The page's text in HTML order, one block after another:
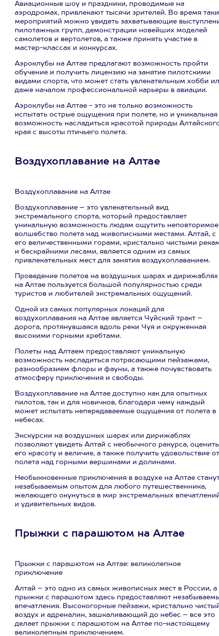
Авиационные шоу и праздники, проводимые на
аэродромах, привлекают тысячи зрителей. Во время
мероприятий можно увидеть захватывающие
пилотажных групп, демонстрации новейших моделей
самолетов и вертолетов, а также принять участие в
мастер-классах и конкурсах.
Аэроклубы на Алтае предлагают возможность пройти
обучение и получить лицензию на занятие пилотскими
видами спорта, что может стать увлекательным хобби
даже началом профессиональной карьеры в авиации.
Аэроклубы на Алтае - это не только возможность
испытать острые ощущения при полете, но и уникальная
возможность насладиться красотой природы
края с высоты птичьего полета.
Воздухоплавание на Алтае
Воздухоплавание на Алтае
Воздухоплавание – это увлекательный вид
экстремального спорта, который предоставляет
уникальную возможность людям ощутить неповторимое
волшебство полета над живописными местами. Алтай, с
его величественными горами, кристально чистыми
и бескрайними лесами, является одним из самых
привлекательных мест для занятия воздухоплаванием.
Проведение полетов на воздушных шарах и дирижаблях
на Алтае пользуется большой популярностью среди
туристов и любителей экстремальных ощущений.
Одной из самых популярных локаций для
воздухоплавания на Алтае является Чуйский тракт –
дорога, протянувшаяся вдоль реки Чуя и окруженная
высокими горными хребтами.
Полеты над Алтаем предоставляют уникальную
возможность насладиться потрясающими пейзажами,
разнообразием флоры и фауны, а также почувствовать
атмосферу приключения и свободы.
Воздухоплавание на Алтае доступно как для опытных
пилотов, так и для новичков, благодаря чему каждый
может испытать непередаваемые ощущения от полета в
небесах.
Экскурсии на воздушных шарах или дирижаблях
позволяют увидеть Алтай с необычного ракурса, оценить
его красоту и величие, а также получить удовольствие от
полета над горными вершинами и долинами.
Необыкновенные приключения в воздухе на Алтае
незабываемым опытом для любого путешественника,
желающего окунуться в мир экстремальных
и удивительных видов.
Прыжки с парашютом на Алтае
Прыжки с парашютом на Алтае: великолепное
приключение
Алтай – это одно из самых живописных мест в России, а
прыжки с парашютом здесь предоставляют
впечатления. Высокогорные пейзажи, кристально
воздух и адреналин, зашкаливающий до небес – все это
делает прыжки с парашютом на Алтае по-настоящему
великолепным приключением.